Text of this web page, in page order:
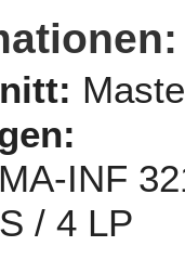
MA-INF
/ 4 LP